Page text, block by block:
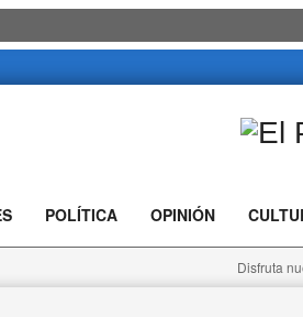
POLÍTICA OPINIÓN
Disfruta